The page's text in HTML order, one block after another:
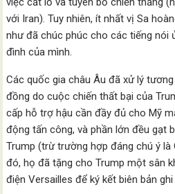
với Iran). Tuy nhiên, ít nhất vị Sa
như đã chúc phúc cho các tiếng nói
đình của mình.
Các quốc gia châu Âu đã xử lý
đồng do cuộc chiến thất bại của
cấp hỗ trợ hậu cần đầy đủ cho Mỹ
động tấn công, và phần lớn đều gạt
Trump (trừ trường hợp đáng chú ý là
đó, họ đã tặng cho Trump một sân
điện Versailles để ký kết biên bản